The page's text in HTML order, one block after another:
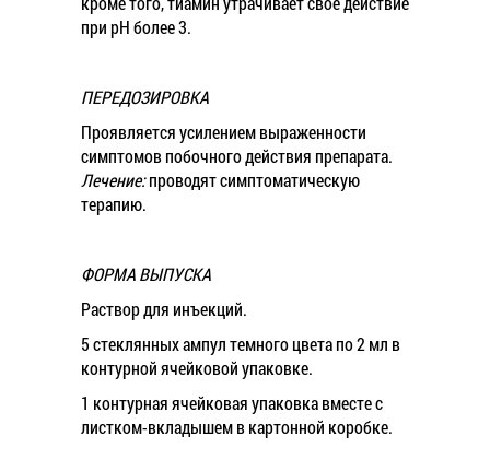
при pH более 3.
ПЕРЕДОЗИРОВКА
Проявляется усилением выраженности
симптомов побочного действия препарата.
Лечение:проводят симптоматическую
терапию.
ФОРМА ВЫПУСКА
Раствор для инъекций.
5 стеклянных ампул темного цвета по 2 мл в
контурной ячейковой упаковке.
1 контурная ячейковая упаковка вместе с
листком-вкладышем в картонной коробке.